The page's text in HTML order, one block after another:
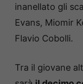
inanellato gli
Evans, Miomir
Flavio Cobolli.
Tra il giovane